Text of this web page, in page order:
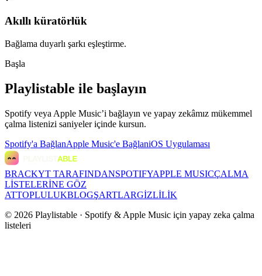
Akıllı küratörlük
Bağlama duyarlı şarkı eşleştirme.
Başla
Playlistable ile başlayın
Spotify veya Apple Music’i bağlayın ve yapay zekâmız mükemmel
çalma listenizi saniyeler içinde kursun.
Spotify'a BağlanApple Music'e BağlaniOS Uygulaması
BRACKYT TARAFINDANSPOTIFYAPPLE MUSICÇALMA
LİSTELERİNE GÖZ
ATTOPLULUKBLOGŞARTLARGİZLİLİK
© 2026 Playlistable · Spotify & Apple Music için yapay zeka çalma
listeleri